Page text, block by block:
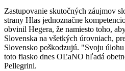
Zastupovanie skutočných záujmov
strany Hlas jednoznačne
obvinil Hegera, že namiesto toho,
Slovenska na všetkých úrovniach,
Slovensko poškodzujú. "Svoju
toto fiasko dnes OĽaNO hľadá
Pellegrini.